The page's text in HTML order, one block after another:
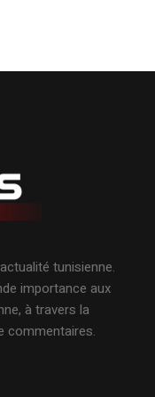
tunisienne.
importance aux
à travers la
commentaires.